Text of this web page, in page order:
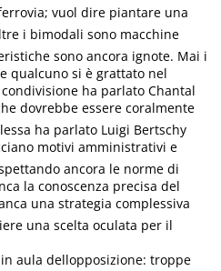
vuol dire piantare una
i bimodali sono macchine
sono ancora ignote. Mai i
qualcuno si è grattato nel
ha parlato Chantal
dovrebbe essere coralmente
ha parlato Luigi Bertschy
motivi amministrativi e
ancora le norme di
la conoscenza precisa del
una strategia complessiva
una scelta oculata per il
aula dellopposizione: troppe